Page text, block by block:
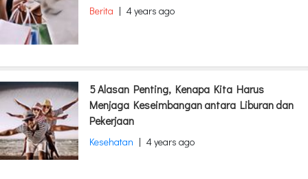
Berita | 4 years ago
5 Alasan Penting, Kenapa Kita Harus
Menjaga Keseimbangan antara Liburan dan
Pekerjaan
Kesehatan | 4 years ago